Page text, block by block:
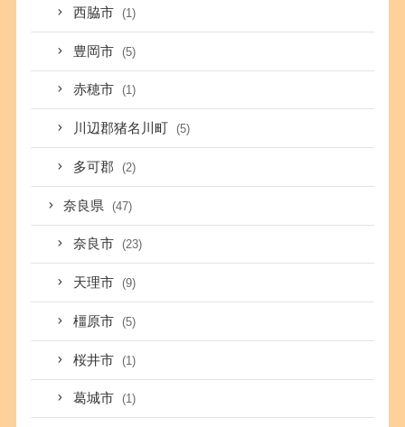
西脇市 (1)
豊岡市 (5)
赤穂市 (1)
川辺郡猪名川町 (5)
多可郡 (2)
奈良県 (47)
奈良市 (23)
天理市 (9)
橿原市 (5)
桜井市 (1)
葛城市 (1)